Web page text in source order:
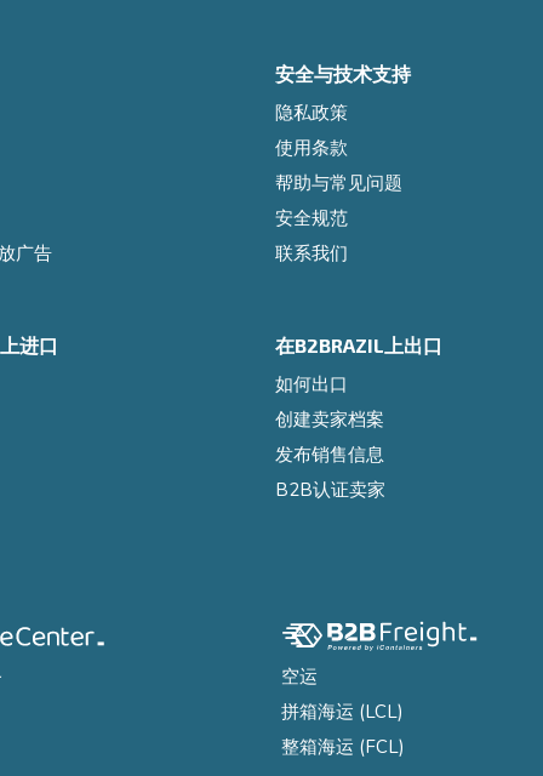
广告
安全与技术支持
隐私政策
使用条款
帮助与常见问题
安全规范
联系我们
进口 在B2BRAZIL上出口
如何出口
创建卖家档案
发布销售信息
B2B认证卖家
空运
拼箱海运 (LCL)
整箱海运 (FCL)